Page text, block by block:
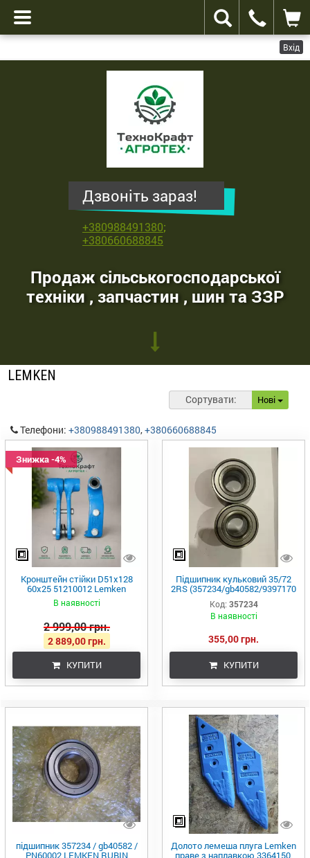
Вхід
сільськогосподарської
Дзвоніть зараз!
+380988491380;
+380660688845
Продаж сільськогосподарської
техніки , запчастин , шин та ЗЗР
LEMKEN
Сортувати: Нові
Телефони: +380988491380,+380660688845
Знижка -4%
Кронштейн стійки D51x128
60x25 51210012 Lemken
В наявності
2 999,00 грн.
2 889,00 грн.
КУПИТИ
Підшипник кульковий 35/72
2RS (357234/gb40582/9397170
Claas /3198750 Lemken)
PN60002
Код: 357234
В наявності
355,00 грн.
КУПИТИ
підшипник 357234 / gb40582 /
PN60002 LEMKEN RUBIN
Долото лемеша плуга Lemken
праве з наплавкою 3364150,